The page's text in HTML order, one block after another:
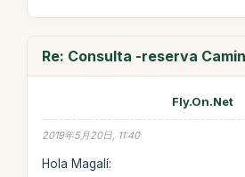
Re: Consulta -reserva
Fly.On.Net
2019年5月20日, 11:40
Hola Magalí: